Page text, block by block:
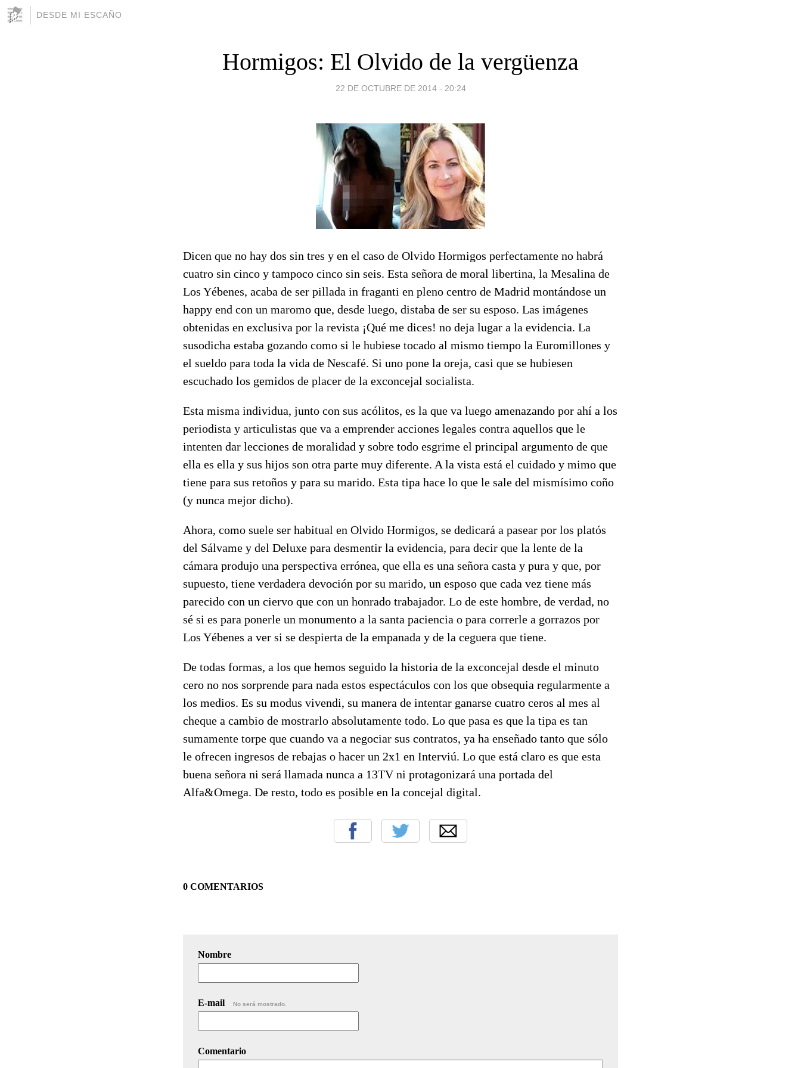
DESDE MI ESCAÑO
Hormigos: El Olvido de la vergüenza
22 DE OCTUBRE DE 2014 - 20:24
Dicen que no hay dos sin tres y en el caso de Olvido Hormigos perfectamente no habrá
cuatro sin cinco y tampoco cinco sin seis. Esta señora de moral libertina, la Mesalina de
Los Yébenes, acaba de ser pillada in fraganti en pleno centro de Madrid montándose un
happy end con un maromo que, desde luego, distaba de ser su esposo. Las imágenes
obtenidas en exclusiva por la revista ¡Qué me dices! no deja lugar a la evidencia. La
susodicha estaba gozando como si le hubiese tocado al mismo tiempo la Euromillones y
el sueldo para toda la vida de Nescafé. Si uno pone la oreja, casi que se hubiesen
escuchado los gemidos de placer de la exconcejal socialista.
Esta misma individua, junto con sus acólitos, es la que va luego amenazando por ahí a los
periodista y articulistas que va a emprender acciones legales contra aquellos que le
intenten dar lecciones de moralidad y sobre todo esgrime el principal argumento de que
ella es ella y sus hijos son otra parte muy diferente. A la vista está el cuidado y mimo que
tiene para sus retoños y para su marido. Esta tipa hace lo que le sale del mismísimo coño
(y nunca mejor dicho).
Ahora, como suele ser habitual en Olvido Hormigos, se dedicará a pasear por los platós
del Sálvame y del Deluxe para desmentir la evidencia, para decir que la lente de la
cámara produjo una perspectiva errónea, que ella es una señora casta y pura y que, por
supuesto, tiene verdadera devoción por su marido, un esposo que cada vez tiene más
parecido con un ciervo que con un honrado trabajador. Lo de este hombre, de verdad, no
sé si es para ponerle un monumento a la santa paciencia o para correrle a gorrazos por
Los Yébenes a ver si se despierta de la empanada y de la ceguera que tiene.
De todas formas, a los que hemos seguido la historia de la exconcejal desde el minuto
cero no nos sorprende para nada estos espectáculos con los que obsequia regularmente a
los medios. Es su modus vivendi, su manera de intentar ganarse cuatro ceros al mes al
cheque a cambio de mostrarlo absolutamente todo. Lo que pasa es que la tipa es tan
sumamente torpe que cuando va a negociar sus contratos, ya ha enseñado tanto que sólo
le ofrecen ingresos de rebajas o hacer un 2x1 en Interviú. Lo que está claro es que esta
buena señora ni será llamada nunca a 13TV ni protagonizará una portada del
Alfa&Omega. De resto, todo es posible en la concejal digital.
0 COMENTARIOS
Nombre
E-mail No será mostrado.
Comentario